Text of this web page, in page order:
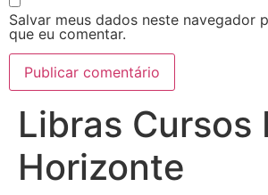
Salvar meus dados neste navegador
que eu comentar.
Libras Cursos
Horizonte